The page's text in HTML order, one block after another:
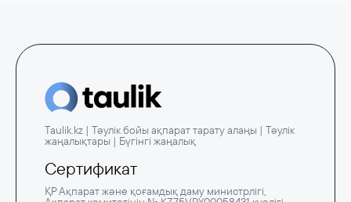
Taulik.kz | Тәулік бойы ақпарат тарату алаңы | Тәулік
жаңалықтары | Бүгінгі жаңалық
Сертификат
ҚР Ақпарат және қоғамдық даму министрлігі,